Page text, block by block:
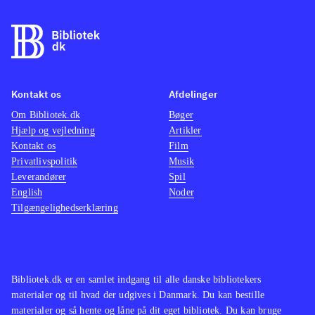
sagtens være med. PEGI: 18 samt
ikoner for vold, sprog og køb i
Der er hidtil udgivet 7 spil i serien
samt mange mindre udgivelser ind
imellem. Bibliotekerne har hele
hovedserien til PS4 bortset fra 3. del.
Remothered - broken porcelain
(Playstation 4) er et andet nyt
horrorspil.
Bibliotek.dk er en samlet indgang til alle danske bibliotekers
materialer og til hvad der udgives i Danmark. Du kan bestille
materialer og så hente og låne på dit eget bibliotek. Du kan bruge
Kontakt os
Om Bibliotek.dk
Hjælp og vejledning
Kontakt os
Privatlivspolitik
Leverandører
English
Tilgængelighedserklæring
Afdelinger
Bøger
Artikler
Film
Musik
Spil
Noder